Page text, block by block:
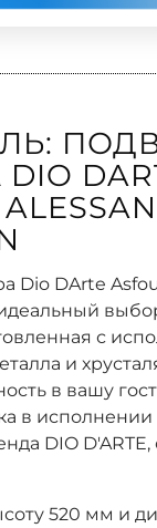
Dio DArte
идеальный
с
и
в вашу
в исполнении
DIO D'ARTE,
520 мм и